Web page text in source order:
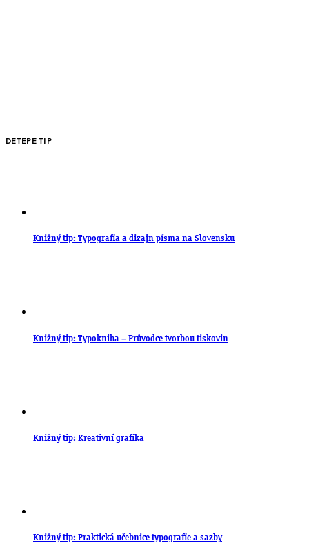
DETEPE TIP
Knižný tip: Typografia a dizajn písma na Slovensku
Knižný tip: Typokniha – Průvodce tvorbou tiskovin
Knižný tip: Kreativní grafika
Knižný tip: Praktická učebnice typografie a sazby